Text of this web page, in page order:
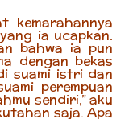
kemarahannya
ia ucapkan.
bahwa ia pun
dengan bekas
suami istri dan
perempuan
sendiri,” aku
saja. Apa